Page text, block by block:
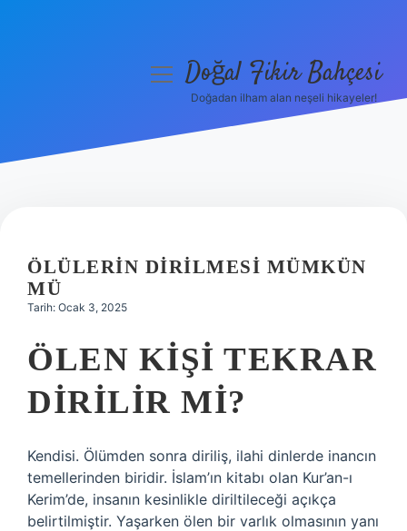
Hakkımızda
menüyüDoğal Fikir Bahçesi
Doğadan ilham alan neşeli hikayeler!
ÖLÜLERIN DIRILMESI MÜMKÜN
MÜ
Tarih: Ocak 3, 2025
ÖLEN KIŞI TEKRAR
DIRILIR MI?
Kendisi. Ölümden sonra diriliş, ilahi dinlerde inancın
temellerinden biridir. İslam’ın kitabı olan Kur’an-ı
Kerim’de, insanın kesinlikle diriltileceği açıkça
belirtilmiştir. Yaşarken ölen bir varlık olmasının yanı